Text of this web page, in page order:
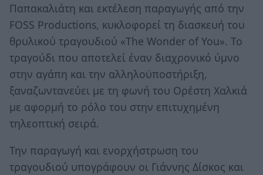
Παπακαλιάτη και εκτέλεση παραγωγής από την
FOSS Productions, κυκλοφορεί τη διασκευή του
θρυλικού τραγουδιού «The Wonder of You». Το
τραγούδι που αποτελεί έναν διαχρονικό ύμνο
στην αγάπη και την αλληλοϋποστήριξη,
ξαναζωντανεύει με τη φωνή του Ορέστη Χαλκιά
με αφορμή το ρόλο του στην επιτυχημένη
τηλεοπτική σειρά.
Την παραγωγή και ενορχήστρωση του
τραγουδιού υπογράφουν οι Γιάννης Δίσκος και